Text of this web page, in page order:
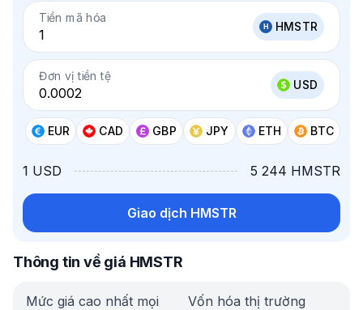
Tiền mã hóa
HMSTR
Đơn vị tiền tệ
USD
EUR CAD GBP JPY ETH BTC
1 USD 5 244 HMSTR
Giao dịch HMSTR
Thông tin về giá HMSTR
Mức giá cao nhất mọi
Vốn hóa thị trường